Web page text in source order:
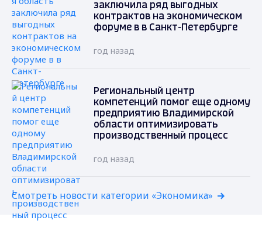
заключила ряд выгодных
контрактов на экономическом
форуме в в Санкт-Петербурге
год назад
Региональный центр
компетенций помог еще одному
предприятию Владимирской
области оптимизировать
производственный процесс
год назад
Смотреть новости категории «Экономика»